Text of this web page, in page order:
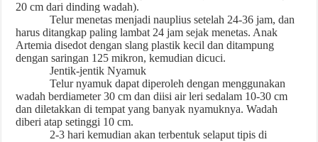
20 cm dari dinding wadah).
Telur menetas menjadi nauplius setelah 24-36 jam, dan
harus ditangkap paling lambat 24 jam sejak menetas. Anak
Artemia disedot dengan slang plastik kecil dan ditampung
dengan saringan 125 mikron, kemudian dicuci.
Jentik-jentik Nyamuk
Telur nyamuk dapat diperoleh dengan menggunakan
wadah berdiameter 30 cm dan diisi air leri sedalam 10-30 cm
dan diletakkan di tempat yang banyak nyamuknya. Wadah
diberi atap setinggi 10 cm.
2-3 hari kemudian akan terbentuk selaput tipis di